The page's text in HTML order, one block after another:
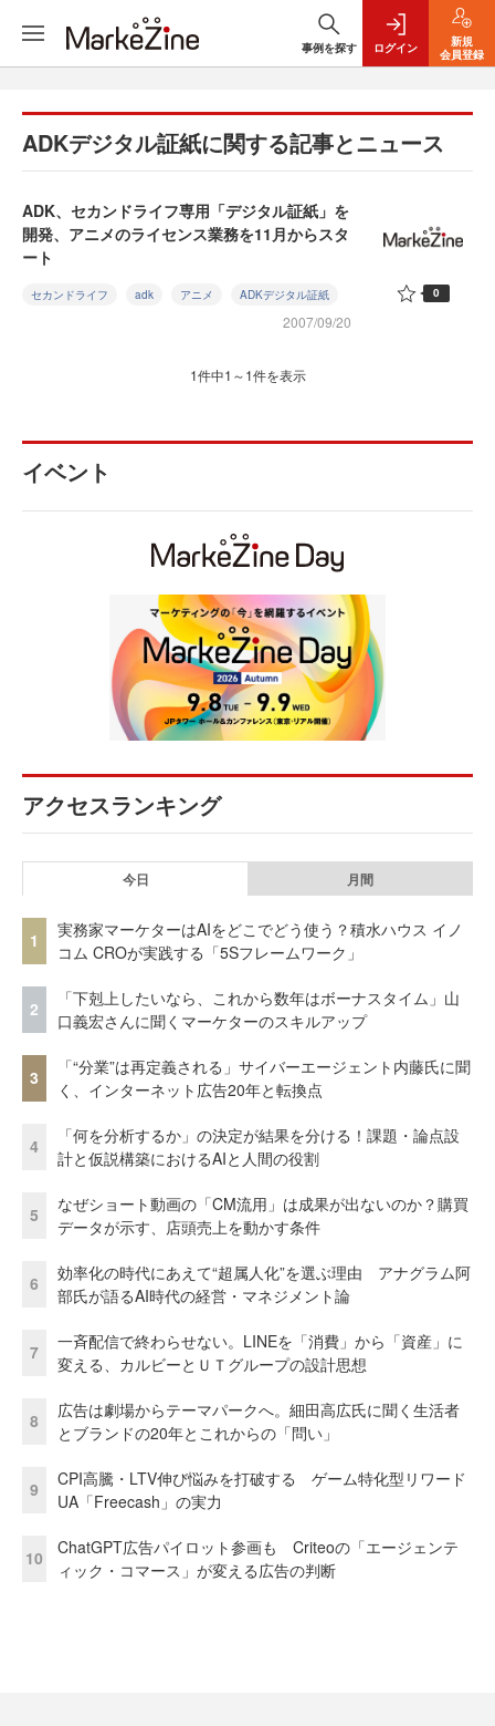
事例を探す ログイン
新規
会員登録
ADKデジタル証紙に関する記事とニュース
ADK、セカンドライフ専用「デジタル証紙」を
開発、アニメのライセンス業務を11月からスタ
ート
セカンドライフ adk アニメ ADKデジタル証紙
2007/09/20
0
1件中1～1件を表示
イベント
アクセスランキング
今日 月間
1
実務家マーケターはAIをどこでどう使う？積水ハウス イノ
コム CROが実践する「5Sフレームワーク」
2
「下剋上したいなら、これから数年はボーナスタイム」山
口義宏さんに聞くマーケターのスキルアップ
3
「“分業”は再定義される」サイバーエージェント内藤氏に聞
く、インターネット広告20年と転換点
4
「何を分析するか」の決定が結果を分ける！課題・論点設
計と仮説構築におけるAIと人間の役割
5
なぜショート動画の「CM流用」は成果が出ないのか？購買
データが示す、店頭売上を動かす条件
6
効率化の時代にあえて“超属人化”を選ぶ理由 アナグラム阿
部氏が語るAI時代の経営・マネジメント論
7
一斉配信で終わらせない。LINEを「消費」から「資産」に
変える、カルビーとＵＴグループの設計思想
8
広告は劇場からテーマパークへ。細田高広氏に聞く生活者
とブランドの20年とこれからの「問い」
9
CPI高騰・LTV伸び悩みを打破する ゲーム特化型リワード
UA「Freecash」の実力
10
ChatGPT広告パイロット参画も Criteoの「エージェンテ
ィック・コマース」が変える広告の判断